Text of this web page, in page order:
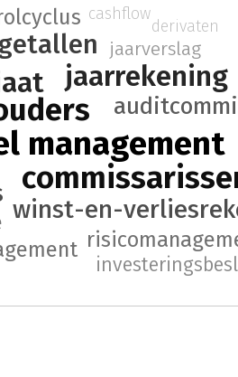
management
jaarrekening
winst-en-
jaarverslag
cashflow
derivaten